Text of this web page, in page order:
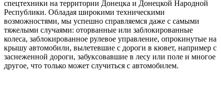
спецтехники на территории Донецка и Донецкой Народной
Республики. Обладая широкими техническими
возможностями, мы успешно справляемся даже с самыми
тяжелыми случаями: оторванные или заблокированные
колеса, заблокированное рулевое управление, опрокинутые на
крышу автомобили, вылетевшие с дороги в кювет, например с
заснеженной дороги, забуксовавшие в лесу или поле и многое
другое, что только может случиться с автомобилем.